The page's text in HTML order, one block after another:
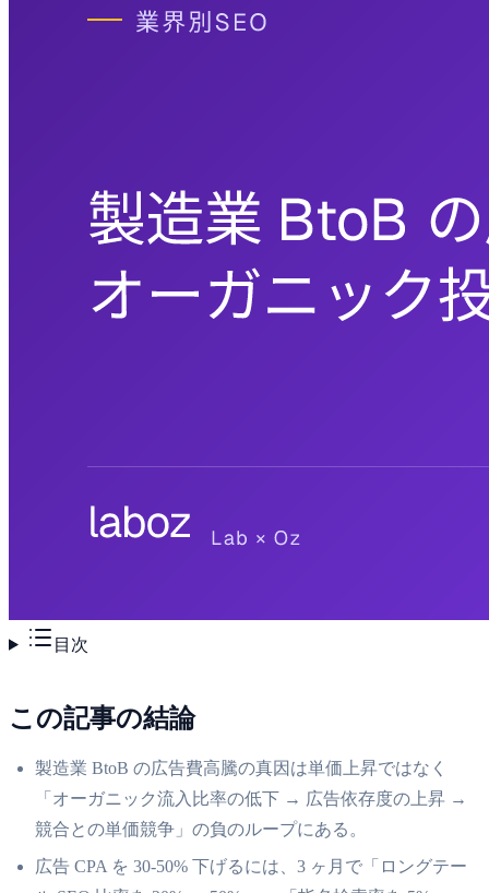
目次
この記事の結論
製造業 BtoB の広告費高騰の真因は単価上昇ではなく
「オーガニック流入比率の低下 → 広告依存度の上昇 →
競合との単価競争」の負のループにある。
広告 CPA を 30-50% 下げるには、3 ヶ月で「ロングテー